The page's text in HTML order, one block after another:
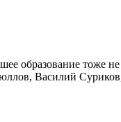
образование тоже
Василий